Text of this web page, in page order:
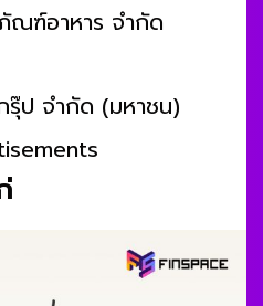
ณฑ์อาหาร จำกัด
ป จำกัด (มหาชน)